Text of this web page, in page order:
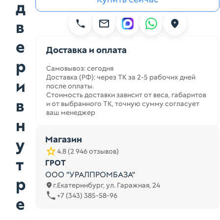
д
в
е
р
и
в
н
у
т
р
е
Доставка и оплата
Самовывоз: сегодня
Доставка (РФ): через ТК за 2-5 рабочих дней
после оплаты.
Стоимость доставки зависит от веса, габаритов
и от выбранного ТК, точную сумму согласует
ваш менеджер
Магазин
4.8 (2 946 отзывов)
ГРОТ
ООО "УРАЛПРОМБАЗА"
г.Екатеринбург, ул. Гаражная, 24
+7 (343) 385-58-96